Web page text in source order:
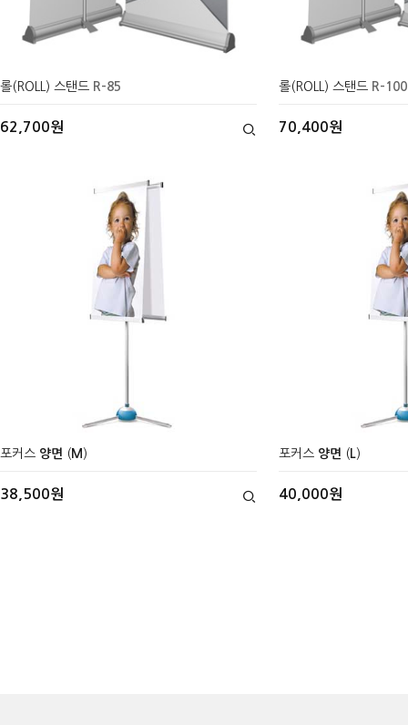
롤(ROLL) 스탠드 R-85
62,700원
롤(ROLL) 스탠드 R-100
70,400원
포커스 양면 ( M )
38,500원
포커스 양면 ( L)
40,000원